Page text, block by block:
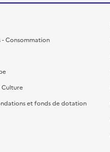
Consommation
Culture
et fonds de dotation